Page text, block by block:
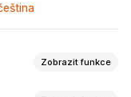
Zobrazit funkce